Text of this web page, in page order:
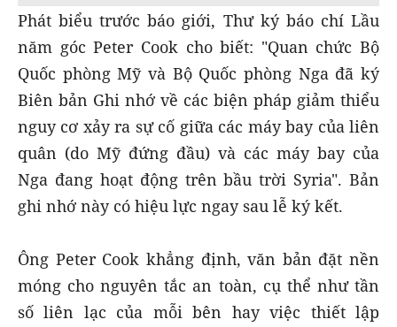
Phát biểu trước báo giới, Thư ký báo chí Lầu
năm góc Peter Cook cho biết: "Quan chức Bộ
Quốc phòng Mỹ và Bộ Quốc phòng Nga đã ký
Biên bản Ghi nhớ về các biện pháp giảm thiểu
nguy cơ xảy ra sự cố giữa các máy bay của liên
quân (do Mỹ đứng đầu) và các máy bay của
Nga đang hoạt động trên bầu trời Syria". Bản
ghi nhớ này có hiệu lực ngay sau lễ ký kết.
Ông Peter Cook khẳng định, văn bản đặt nền
móng cho nguyên tắc an toàn, cụ thể như tần
số liên lạc của mỗi bên hay việc thiết lập